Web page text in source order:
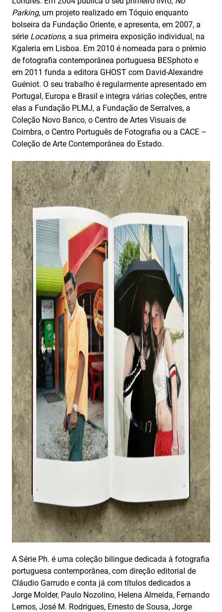
Parking, um projeto realizado em Tóquio enquanto
bolseira da Fundação Oriente, e apresenta, em 2007, a
série Locations, a sua primeira exposição individual, na
Kgaleria em Lisboa. Em 2010 é nomeada para o prémio
de fotografia contemporânea portuguesa BESphoto e
em 2011 funda a editora GHOST com David-Alexandre
Guéniot. O seu trabalho é regularmente apresentado em
Portugal, Europa e Brasil e integra várias coleções, entre
elas a Fundação PLMJ, a Fundação de Serralves, a
Coleção Novo Banco, o Centro de Artes Visuais de
Coimbra, o Centro Português de Fotografia ou a CACE –
Coleção de Arte Contemporânea do Estado.
A Série Ph. é uma coleção bilingue dedicada à fotografia
portuguesa contemporânea, com direção editorial de
Cláudio Garrudo e conta já com títulos dedicados a
Jorge Molder, Paulo Nozolino, Helena Almeida, Fernando
Lemos, José M. Rodrigues, Ernesto de Sousa, Jorge